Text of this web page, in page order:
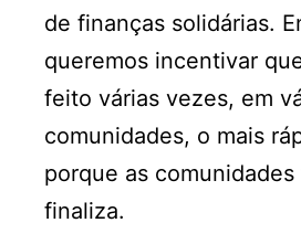
de finanças solidárias.
queremos incentivar
feito várias vezes, em
comunidades, o mais
porque as comunidades
finaliza.